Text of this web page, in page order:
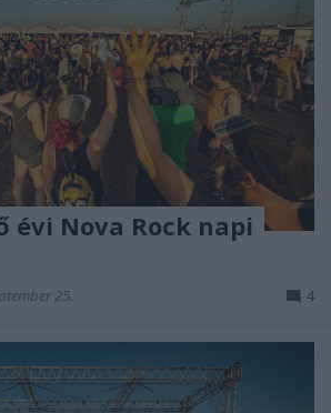
évi Nova Rock napi
25. 4